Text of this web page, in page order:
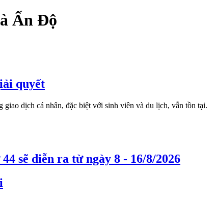
Ấn Độ
quyết
dịch cá nhân, đặc biệt với sinh viên và du lịch, vẫn tồn tại.
sẽ diễn ra từ ngày 8 - 16/8/2026